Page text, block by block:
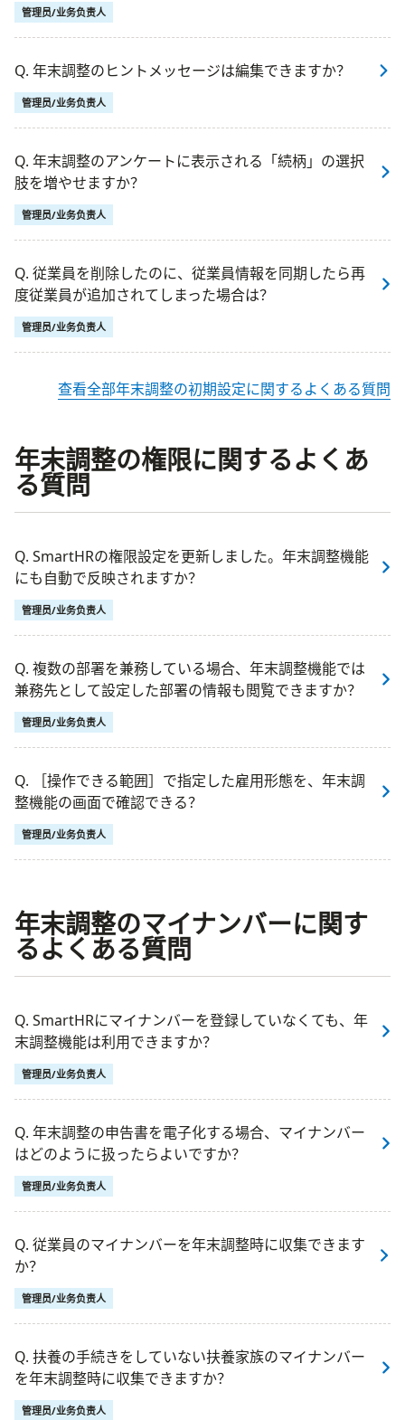
管理员/业务负责人
Q. 年末調整のヒントメッセージは編集できますか？
管理员/业务负责人
Q. 年末調整のアンケートに表示される「続柄」の選択
肢を増やせますか？
管理员/业务负责人
Q. 従業員を削除したのに、従業員情報を同期したら再
度従業員が追加されてしまった場合は？
管理员/业务负责人
查看全部年末調整の初期設定に関するよくある質問
年末調整の権限に関するよくあ
る質問
Q. SmartHRの権限設定を更新しました。年末調整機能
にも自動で反映されますか？
管理员/业务负责人
Q. 複数の部署を兼務している場合、年末調整機能では
兼務先として設定した部署の情報も閲覧できますか？
管理员/业务负责人
Q. ［操作できる範囲］で指定した雇用形態を、年末調
整機能の画面で確認できる？
管理员/业务负责人
年末調整のマイナンバーに関す
るよくある質問
Q. SmartHRにマイナンバーを登録していなくても、年
末調整機能は利用できますか？
管理员/业务负责人
Q. 年末調整の申告書を電子化する場合、マイナンバー
はどのように扱ったらよいですか？
管理员/业务负责人
Q. 従業員のマイナンバーを年末調整時に収集できます
か？
管理员/业务负责人
Q. 扶養の手続きをしていない扶養家族のマイナンバー
を年末調整時に収集できますか？
管理员/业务负责人